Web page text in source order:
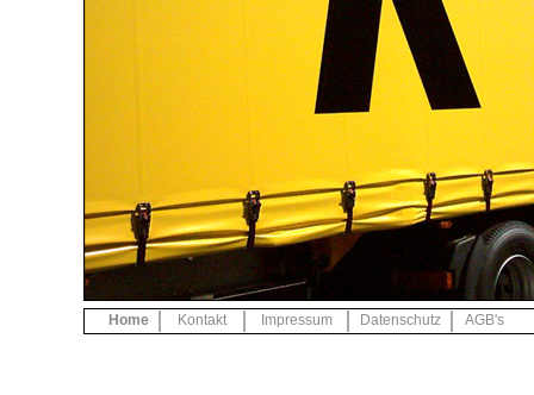
Home Kontakt Impressum Datenschutz AGB's